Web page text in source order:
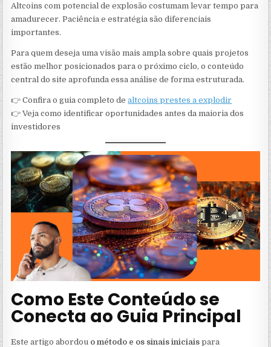
Altcoins com potencial de explosão costumam levar tempo para
amadurecer. Paciência e estratégia são diferenciais
importantes.
Para quem deseja uma visão mais ampla sobre quais projetos
estão melhor posicionados para o próximo ciclo, o conteúdo
central do site aprofunda essa análise de forma estruturada.
👉 Confira o guia completo dealtcoins prestes a explodir
👉 Veja como identificar oportunidades antes da maioria dos
investidores
Como Este Conteúdo se
Conecta ao Guia Principal
Este artigo abordou o método e os sinais iniciais para